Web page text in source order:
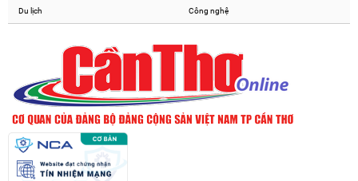
Du lịch Công nghệ